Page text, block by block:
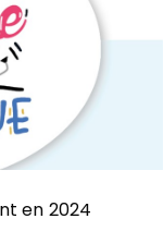
en 2024